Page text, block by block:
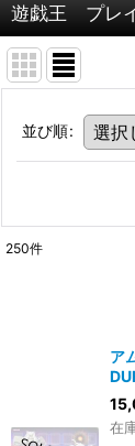
遊戯王 プレ
並び順:
250件
ア
在